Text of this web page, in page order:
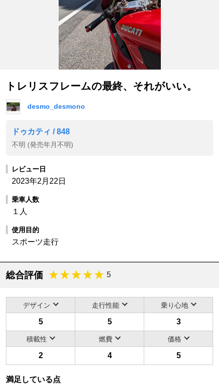
トレリスフレームの最終、それがいい。
desmo_desmono
ドゥカティ / 848
不明 (発売年月不明)
レビュー日
2023年2月22日
乗車人数
１人
使用目的
スポーツ走行
総合評価 5
デザイン 走行性能 乗り心地
5 5 3
積載性 燃費 価格
2 4 5
満足している点